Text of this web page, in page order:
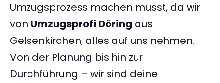
Umzugsprozess machen musst, da wir
von Umzugsprofi Döring aus
Gelsenkirchen, alles auf uns nehmen.
Von der Planung bis hin zur
Durchführung – wir sind deine